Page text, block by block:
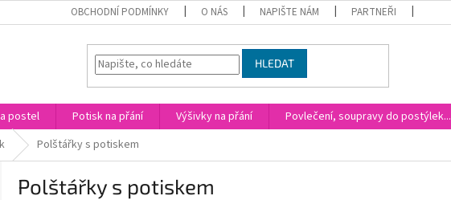
OBCHODNÍ PODMÍNKY O NÁS NAPIŠTE NÁM PARTNEŘI
HLEDAT
postel Potisk na přání Výšivky na přání Povlečení, soupravy do postýlek...
Polštářky s potiskem
Polštářky s potiskem